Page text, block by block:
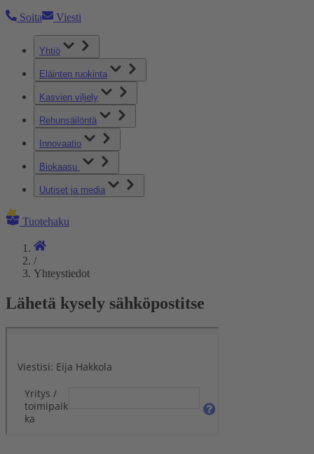
Soita Viesti
Yhtiö
Eläinten ruokinta
Kasvien viljely
Rehunsäilöntä
Innovaatio
Biokaasu
Uutiset ja media
Tuotehaku
/
Yhteystiedot
Lähetä kysely sähköpostitse